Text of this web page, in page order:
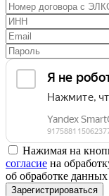
Нажимая на
согласие на
об обработке
Зарегистрироваться